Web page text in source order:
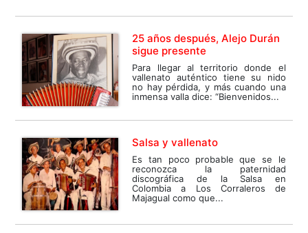
25 años después, Alejo Durán
sigue presente
Para llegar al territorio donde el
vallenato auténtico tiene su nido
no hay pérdida, y más cuando una
inmensa valla dice: “Bienvenidos...
Salsa y vallenato
Es tan poco probable que se le
reconozca la paternidad
discográfica de la Salsa en
Colombia a Los Corraleros de
Majagual como que...